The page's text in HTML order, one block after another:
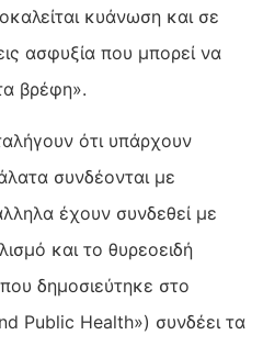
κυάνωση και σε
ασφυξία που μπορεί να
βρέφη».
ότι υπάρχουν
συνδέονται με
έχουν συνδεθεί με
και το θυρεοειδή
δημοσιεύτηκε στο
Public Health») συνδέει τα